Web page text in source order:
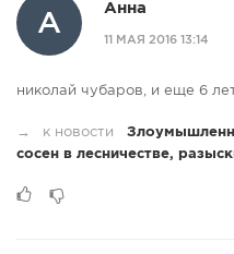
А
Анна
11 МАЯ 2016 13:14
николай чубаров, и еще 6
→ к новости
сосен в лесничестве,